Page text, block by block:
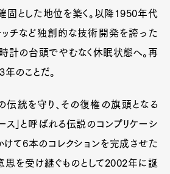
固とした地位を築く。以降1950年代
ッチなど独創的な技術開発を誇った
計の台頭でやむなく休眠状態へ。再
のことだ。
伝統を守り、その復権の旗頭となる
ース」と呼ばれる伝説のコンプリケーシ
けて6本のコレクションを完成させた
思を受け継ぐものとして2002年に誕